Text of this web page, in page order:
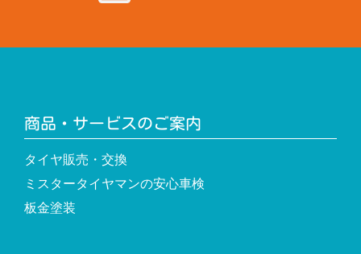
商品・サービスのご案内
タイヤ販売・交換
ミスタータイヤマンの安心車検
板金塗装